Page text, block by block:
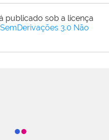
publicado sob a licença
3.0 Não